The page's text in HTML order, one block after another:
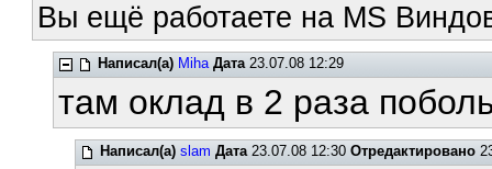
Вы ещё работаете на MS
Написал(а) Miha Дата23.07.08 12:29
там оклад в 2 раза
Написал(а) slam Дата23.07.08 12:30 Отредактировано